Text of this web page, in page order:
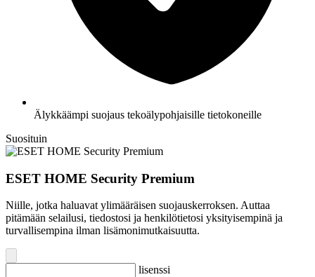
Älykkäämpi suojaus tekoälypohjaisille tietokoneille
Suosituin
ESET HOME Security Premium
Niille, jotka haluavat ylimääräisen suojauskerroksen. Auttaa
pitämään selailusi, tiedostosi ja henkilötietosi yksityisempinä ja
turvallisempina ilman lisämonimutkaisuutta.
lisenssi